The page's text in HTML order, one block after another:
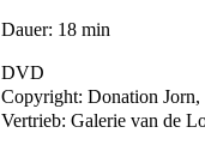
Dauer: 18 min
DVD
Copyright: Donation
Vertrieb: Galerie van de